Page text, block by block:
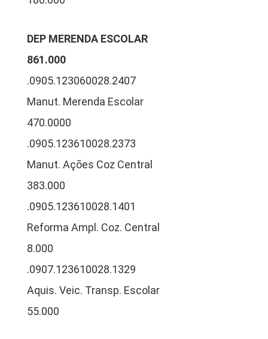
DEP MERENDA ESCOLAR
861.000
.0905.123060028.2407
Manut. Merenda Escolar
470.0000
.0905.123610028.2373
Manut. Ações Coz Central
383.000
.0905.123610028.1401
Reforma Ampl. Coz. Central
8.000
.0907.123610028.1329
Aquis. Veic. Transp. Escolar
55.000